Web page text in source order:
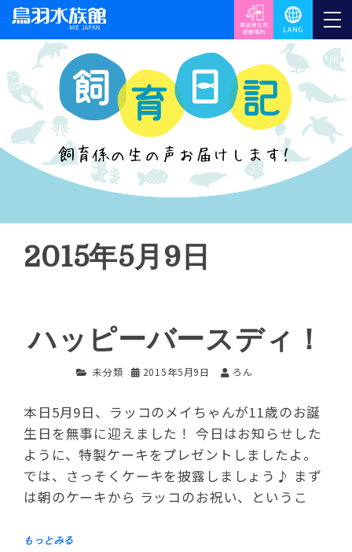
2015年5月9日
ハッピーバースディ！
未分類 2015年5月9日 ろん
本日5月9日、ラッコのメイちゃんが11歳のお誕
生日を無事に迎えました！ 今日はお知らせした
ように、特製ケーキをプレゼントしましたよ。
では、さっそくケーキを披露しましょう♪ まず
は朝のケーキから ラッコのお祝い、というこ